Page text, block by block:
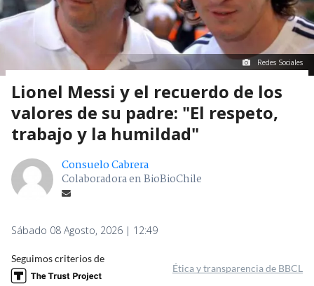
Redes Sociales
Lionel Messi y el recuerdo de los
valores de su padre: "El respeto,
trabajo y la humildad"
Consuelo Cabrera
Colaboradora en BioBioChile
Sábado 08 Agosto, 2026 | 12:49
Seguimos criterios de
Ética y transparencia de BBCL